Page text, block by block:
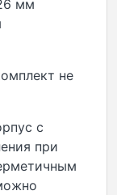
мм
не
с
при